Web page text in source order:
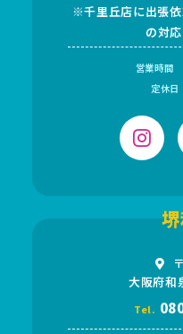
※千里丘店に出張
の対応
営業時間
定休日
大阪府和
Tel.